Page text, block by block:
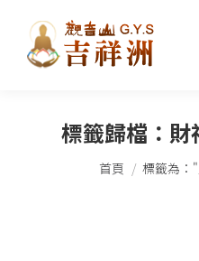
標籤歸檔： 財
您在這裡：
首頁 標籤為：